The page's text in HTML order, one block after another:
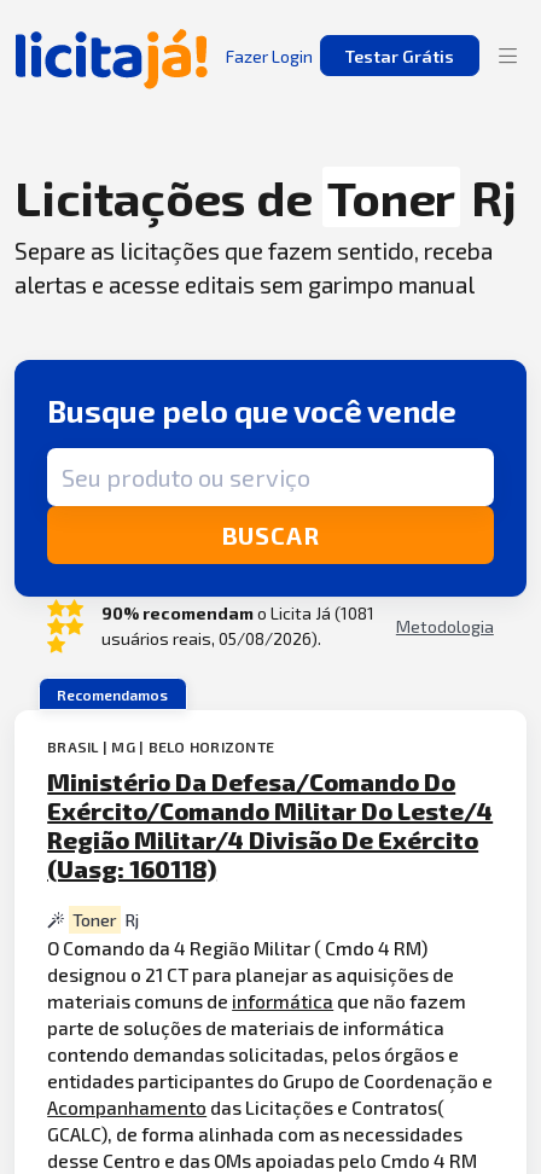
Fazer Login Testar Grátis
Licitações de Toner Rj
Separe as licitações que fazem sentido, receba
alertas e acesse editais sem garimpo manual
Busque pelo que você vende
Termo de busca
BUSCAR
90% recomendamo Licita Já (1081
usuários reais, 05/08/2026).
Metodologia
Recomendamos
BRASIL | MG | BELO HORIZONTE
Ministério Da Defesa/Comando Do
Exército/Comando Militar Do Leste/4
Região Militar/4 Divisão De Exército
(Uasg: 160118)
Toner Rj
O Comando da 4 Região Militar ( Cmdo 4 RM)
designou o 21 CT para planejar as aquisições de
materiais comuns de informática que não fazem
parte de soluções de materiais de informática
contendo demandas solicitadas, pelos órgãos e
entidades participantes do Grupo de Coordenação e
Acompanhamento das Licitações e Contratos(
GCALC), de forma alinhada com as necessidades
desse Centro e das OMs apoiadas pelo Cmdo 4 RM